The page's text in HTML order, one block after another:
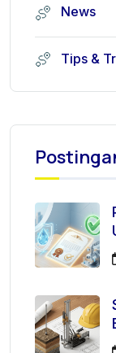
News
Tips &